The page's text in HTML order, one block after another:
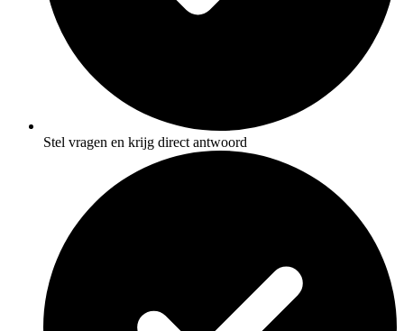
Stel vragen en krijg direct antwoord